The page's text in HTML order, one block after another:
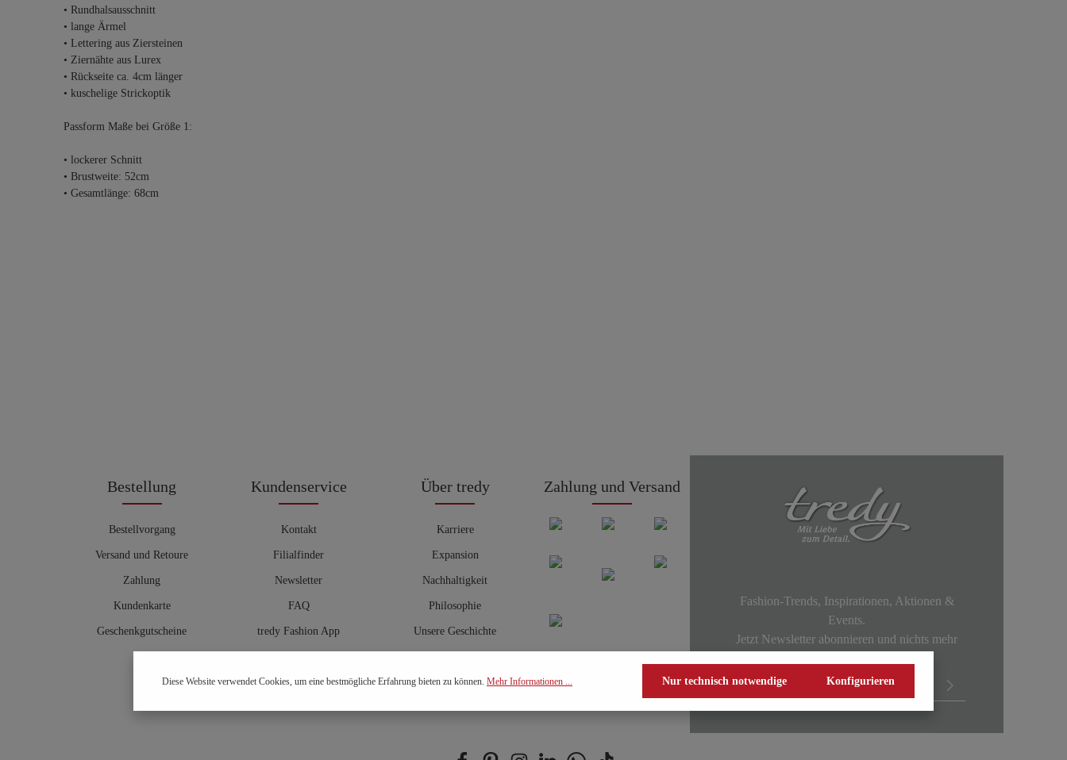
• Rundhalsausschnitt
• lange Ärmel
• Lettering aus Ziersteinen
• Ziernähte aus Lurex
• Rückseite ca. 4cm länger
• kuschelige Strickoptik
Passform Maße bei Größe 1:
• lockerer Schnitt
• Brustweite: 52cm
• Gesamtlänge: 68cm
Bestellung
Bestellvorgang
Versand und Retoure
Zahlung
Kundenkarte
Geschenkgutscheine
Kundenservice
Kontakt
Filialfinder
Newsletter
FAQ
tredy Fashion App
Hosenberater
Über tredy
Karriere
Expansion
Nachhaltigkeit
Philosophie
Unsere Geschichte
Zahlung und Versand
Fashion-Trends, Inspirationen, Aktionen &
Events.
Jetzt Newsletter abonnieren und nichts mehr
Diese Website verwendet Cookies, um eine bestmögliche Erfahrung bieten zu können. Mehr Informationen ... Nur technisch notwendige Konfigurieren